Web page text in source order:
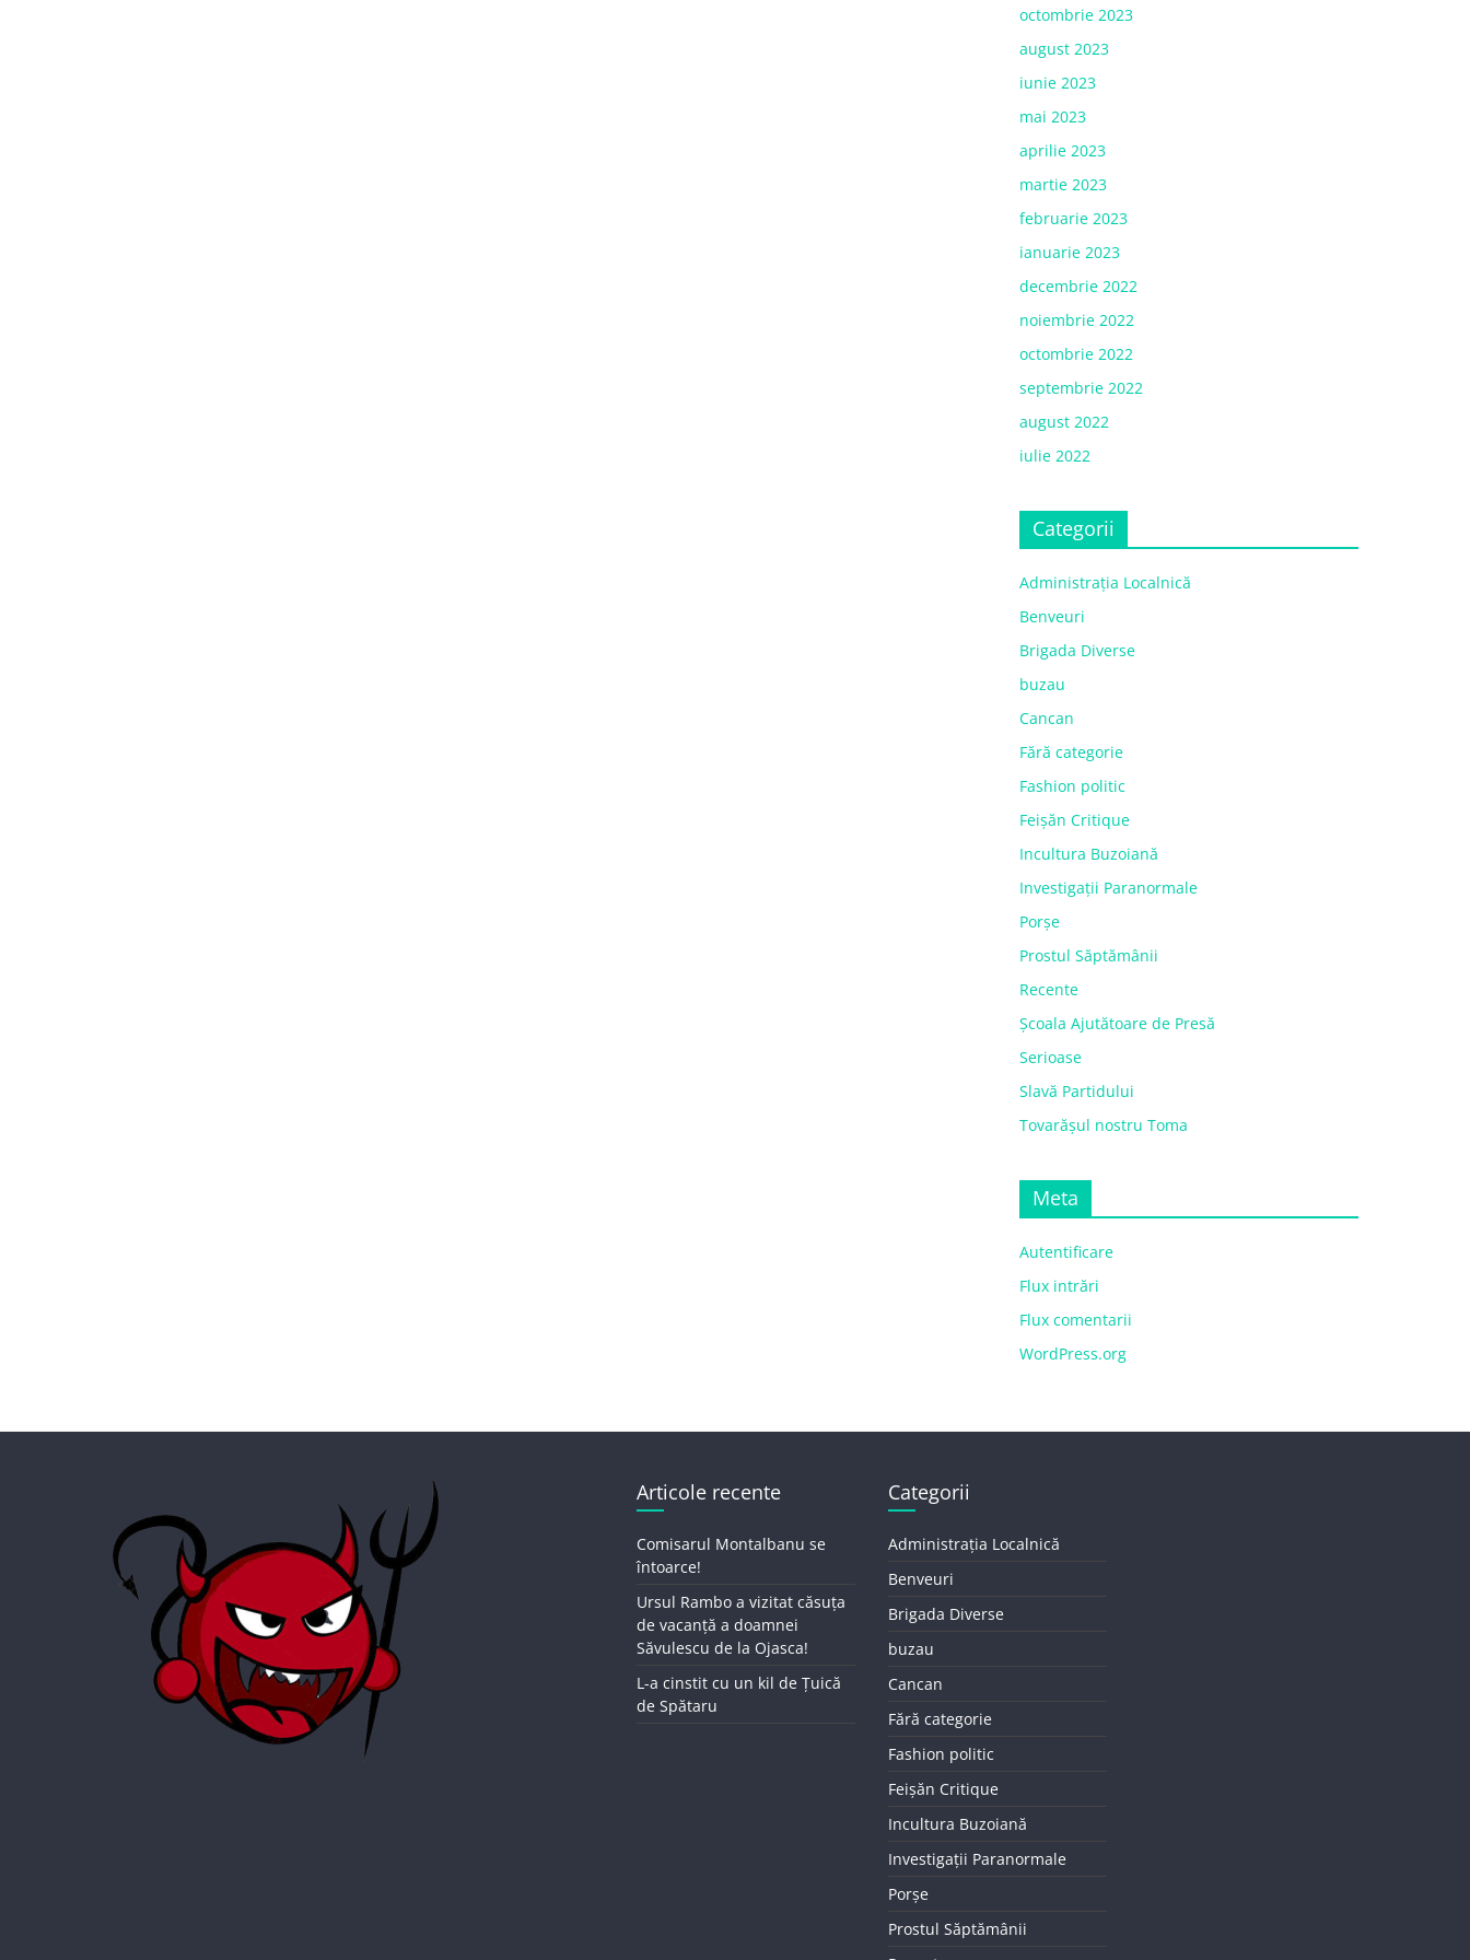
octombrie 2023
august 2023
iunie 2023
mai 2023
aprilie 2023
martie 2023
februarie 2023
ianuarie 2023
decembrie 2022
noiembrie 2022
octombrie 2022
septembrie 2022
august 2022
iulie 2022
Categorii
Administrația Localnică
Benveuri
Brigada Diverse
buzau
Cancan
Fără categorie
Fashion politic
Feișăn Critique
Incultura Buzoiană
Investigații Paranormale
Porșe
Prostul Săptămânii
Recente
Școala Ajutătoare de Presă
Serioase
Slavă Partidului
Tovarășul nostru Toma
Meta
Autentificare
Flux intrări
Flux comentarii
WordPress.org
Articole recente
Comisarul Montalbanu se
întoarce!
Ursul Rambo a vizitat căsuța
de vacanță a doamnei
Săvulescu de la Ojasca!
L-a cinstit cu un kil de Țuică
de Spătaru
Categorii
Administrația Localnică
Benveuri
Brigada Diverse
buzau
Cancan
Fără categorie
Fashion politic
Feișăn Critique
Incultura Buzoiană
Investigații Paranormale
Porșe
Prostul Săptămânii